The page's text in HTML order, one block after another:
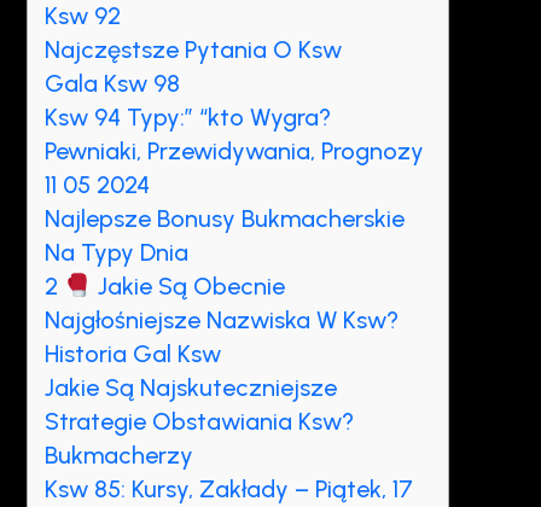
Ksw 92
Najczęstsze Pytania O Ksw
Gala Ksw 98
Ksw 94 Typy:” “kto Wygra?
Pewniaki, Przewidywania, Prognozy
11 05 2024
Najlepsze Bonusy Bukmacherskie
Na Typy Dnia
2
Jakie Są Obecnie
Najgłośniejsze Nazwiska W Ksw?
Historia Gal Ksw
Jakie Są Najskuteczniejsze
Strategie Obstawiania Ksw?
Bukmacherzy
Ksw 85: Kursy, Zakłady – Piątek, 17